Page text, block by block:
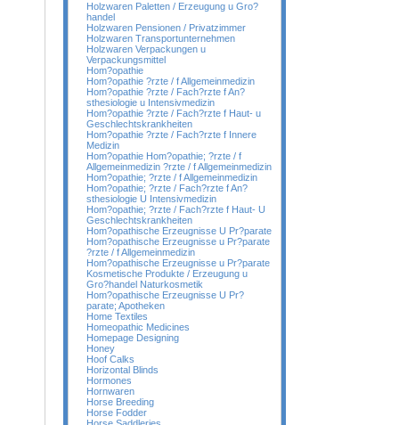
Holzwaren Paletten / Erzeugung u Gro?
handel
Holzwaren Pensionen / Privatzimmer
Holzwaren Transportunternehmen
Holzwaren Verpackungen u
Verpackungsmittel
Hom?opathie
Hom?opathie ?rzte / f Allgemeinmedizin
Hom?opathie ?rzte / Fach?rzte f An?
sthesiologie u Intensivmedizin
Hom?opathie ?rzte / Fach?rzte f Haut- u
Geschlechtskrankheiten
Hom?opathie ?rzte / Fach?rzte f Innere
Medizin
Hom?opathie Hom?opathie; ?rzte / f
Allgemeinmedizin ?rzte / f Allgemeinmedizin
Hom?opathie; ?rzte / f Allgemeinmedizin
Hom?opathie; ?rzte / Fach?rzte f An?
sthesiologie U Intensivmedizin
Hom?opathie; ?rzte / Fach?rzte f Haut- U
Geschlechtskrankheiten
Hom?opathische Erzeugnisse U Pr?parate
Hom?opathische Erzeugnisse u Pr?parate
?rzte / f Allgemeinmedizin
Hom?opathische Erzeugnisse u Pr?parate
Kosmetische Produkte / Erzeugung u
Gro?handel Naturkosmetik
Hom?opathische Erzeugnisse U Pr?
parate; Apotheken
Home Textiles
Homeopathic Medicines
Homepage Designing
Honey
Hoof Calks
Horizontal Blinds
Hormones
Hornwaren
Horse Breeding
Horse Fodder